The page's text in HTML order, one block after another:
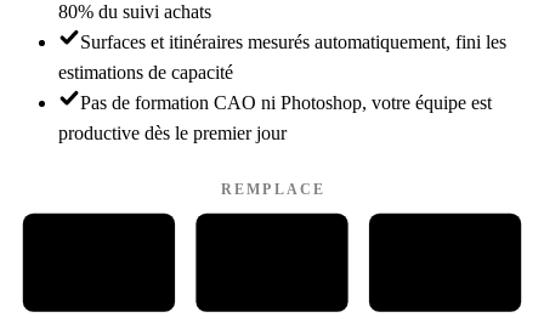
80% du suivi achats
Surfaces et itinéraires mesurés automatiquement, fini les
estimations de capacité
Pas de formation CAO ni Photoshop, votre équipe est
productive dès le premier jour
REMPLACE